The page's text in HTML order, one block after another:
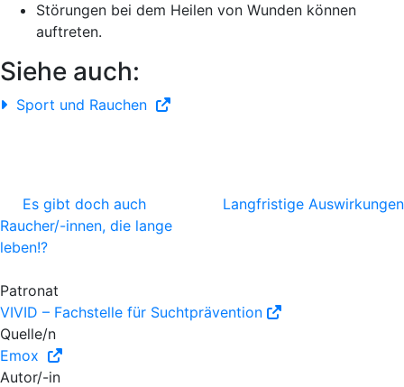
Störungen bei dem Heilen von Wunden können
auftreten.
Siehe auch:
Sport und Rauchen
Es gibt doch auch
Raucher/-innen, die lange
leben!?
Langfristige Auswirkungen
Patronat
VIVID – Fachstelle für Suchtprävention
Quelle/n
Emox
Autor/-in